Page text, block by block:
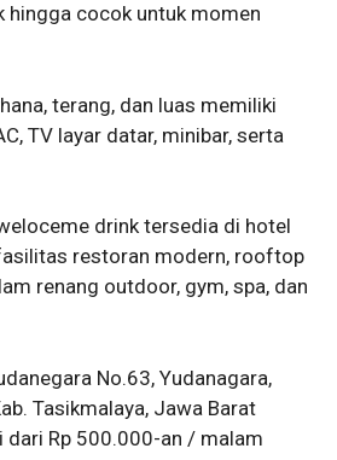
hingga cocok untuk momen
terang, dan luas memiliki
TV layar datar, minibar, serta
drink tersedia di hotel
restoran modern, rooftop
renang outdoor, gym, spa, dan
No.63, Yudanagara,
Tasikmalaya, Jawa Barat
dari Rp 500.000-an / malam